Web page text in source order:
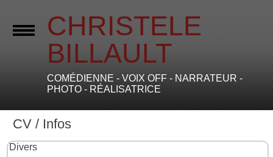
CHRISTELE
BILLAULT
COMÉDIENNE - VOIX OFF - NARRATEUR -
PHOTO - RÉALISATRICE
CV / Infos
Divers